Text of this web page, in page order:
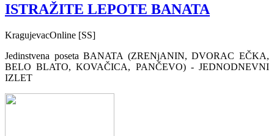
ISTRAŽITE LEPOTE BANATA
KragujevacOnline [SS]
Jedinstvena poseta BANATA (ZRENjANIN, DVORAC EČKA,
BELO BLATO, KOVAČICA, PANČEVO) - JEDNODNEVNI
IZLET